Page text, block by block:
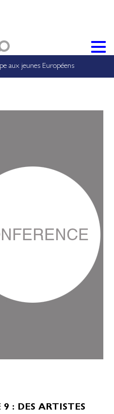
aux jeunes Européens
9 : DES ARTISTES